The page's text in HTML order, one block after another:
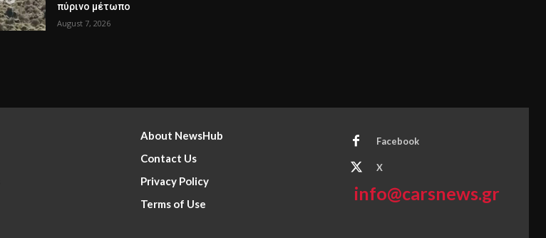
πύρινο μέτωπο
August 7, 2026
About NewsHub
Contact Us
Privacy Policy
Terms of Use
Facebook
X
info@carsnews.gr